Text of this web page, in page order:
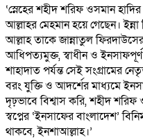
‘স্নেহের শহীদ শরিফ ওসমান
আল্লাহর মেহমান হয়ে গেছেন। ইন্না
আল্লাহ তাকে জান্নাতুল
আধিপত্যমুক্ত, স্বাধীন ও
শাহাদাত পর্যন্ত সেই সংগ্রামের
বরং যুক্তি ও আদর্শের মাধ্যমে
দৃঢ়ভাবে বিশ্বাস করি, শহীদ শরিফ
স্বপ্নের ‘ইনসাফের বাংলাদেশ’
থাকবে, ইনশাআল্লাহ।’